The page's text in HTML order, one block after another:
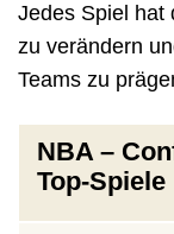
Jedes Spiel hat
zu verändern
Teams zu
NBA –
Top-Spiele